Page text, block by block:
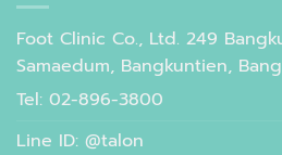
Foot Clinic Co., Ltd. 249
Samaedum, Bangkuntien,
Tel: 02-896-3800
Line ID: @talon